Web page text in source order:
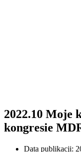
2022.10 Moje
kongresie
Data publikacji: